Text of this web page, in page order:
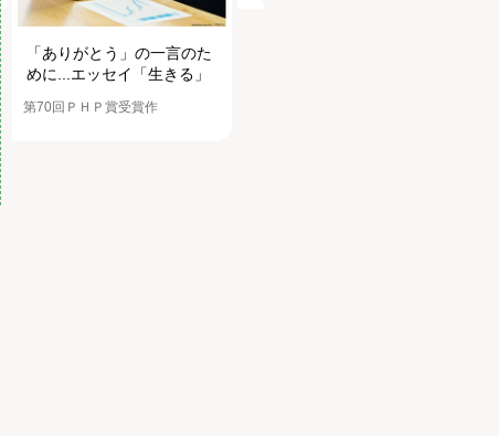
「ありがとう」の一言のた
めに...エッセイ「生きる」
第70回ＰＨＰ賞受賞作